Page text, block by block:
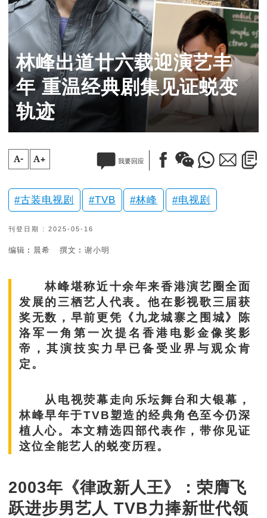
林峰出道廿六载迎演艺丰
年 重温经典剧集见证蜕变
轨迹
A- A+ 我要回应
古装电视剧 TVB 林峰 电视剧
刊登日期 : 2025-05-16
编辑︰晨希 撰文︰谢小明
林峰堪称近十余年来香港演艺圈全面
发展的三栖艺人代表。他在影视歌三届获
奖无数，早前更凭《九龙城寨之围城》陈
洛军一角第一次提名香港电影金像奖影
帝，其演技实力早已备受业界与观众肯
定。
从电视荧幕走向乐坛舞台和大银幕，
林峰早年于TVB塑造的经典角色至今仍深
植人心。本文精选四部代表作，带你见证
这位全能艺人的蜕变历程。
2003年《律政新人王》：荣膺飞
跃进步男艺人 TVB力捧新世代领